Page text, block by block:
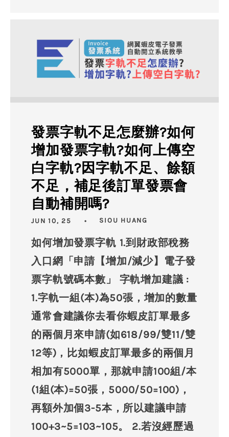
發票字軌不足怎麼辦?如何
增加發票字軌?如何上傳空
白字軌?因字軌不足、餘額
不足，補足後訂單發票會
自動補開嗎?
JUN 10, 25 SIOU HUANG
如何增加發票字軌 1.到財政部稅務
入⼝網「申請【增加/減少】電⼦發
票字軌號碼本數」 字軌增加建議 :
1.字軌一組(本)為50張，增加的數量
通常會建議你去看你蝦皮訂單最多
的兩個月來申請(如618/99/雙11/雙
12等)，比如蝦皮訂單最多的兩個月
相加有5000單，那就申請100組/本
(1組(本)=50張，5000/50=100)，
再額外加個3-5本，所以建議申請
100+3~5=103~105。 2.若沒經歷過